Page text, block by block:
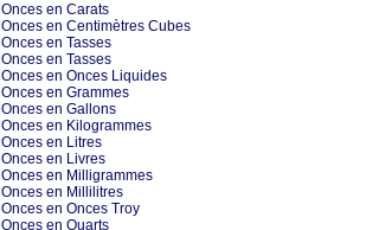
Onces en Carats
Onces en Centimètres Cubes
Onces en Tasses
Onces en Tasses
Onces en Onces Liquides
Onces en Grammes
Onces en Gallons
Onces en Kilogrammes
Onces en Litres
Onces en Livres
Onces en Milligrammes
Onces en Millilitres
Onces en Onces Troy
Onces en Quarts